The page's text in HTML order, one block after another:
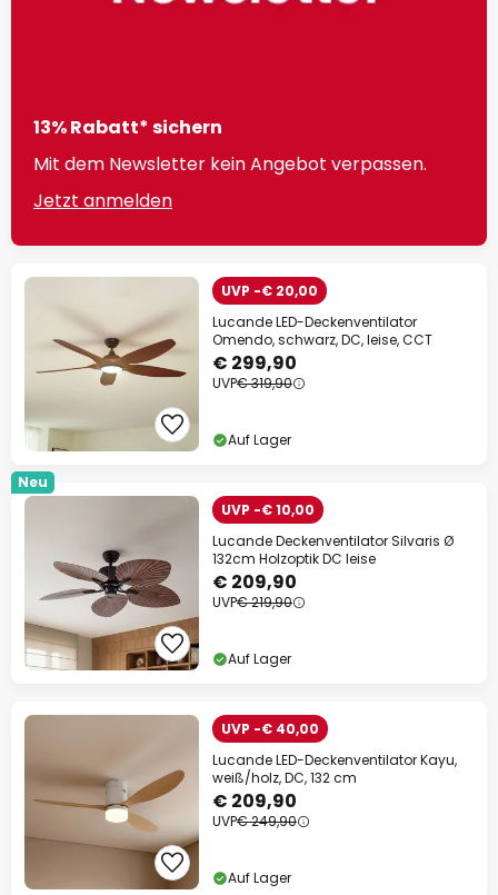
13% Rabatt* sichern
Mit dem Newsletter kein Angebot verpassen.
Jetzt anmelden
UVP -€ 20,00
Lucande LED-Deckenventilator
Omendo, schwarz, DC, leise, CCT
€ 299,90
UVP€ 319,90
Auf Lager
Neu
UVP -€ 10,00
Lucande Deckenventilator Silvaris Ø
132cm Holzoptik DC leise
€ 209,90
UVP€ 219,90
Auf Lager
UVP -€ 40,00
Lucande LED-Deckenventilator Kayu,
weiß/holz, DC, 132 cm
€ 209,90
UVP€ 249,90
Auf Lager